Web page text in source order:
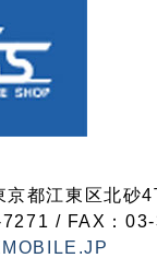
都江東区北砂4
/ FAX：